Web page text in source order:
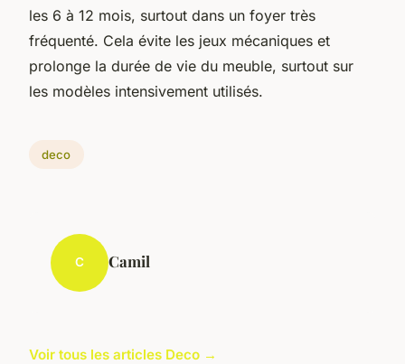
les 6 à 12 mois, surtout dans un foyer très
fréquenté. Cela évite les jeux mécaniques et
prolonge la durée de vie du meuble, surtout sur
les modèles intensivement utilisés.
deco
C Camil
Voir tous les articles Deco →